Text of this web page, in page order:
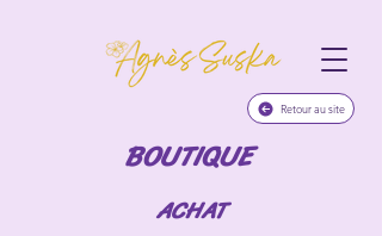
BOUTIQUE
Retour au site
ACHAT